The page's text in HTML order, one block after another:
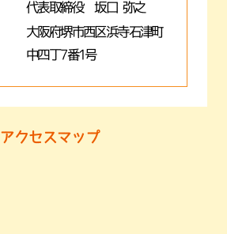
代表取締役 坂口 弥之
大阪府堺市西区浜寺石津町
中四丁7番1号
アクセスマップ